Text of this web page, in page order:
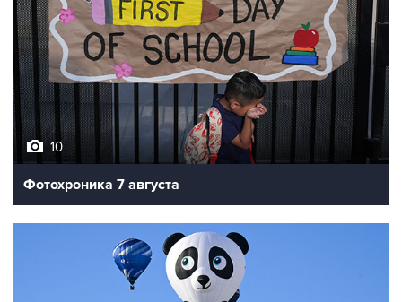
10
Фотохроника 7 августа